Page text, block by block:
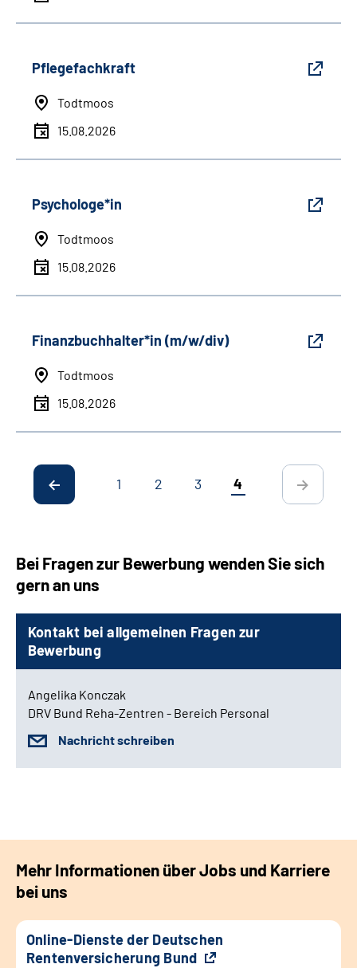
Pflegefachkraft
Todtmoos
15.08.2026
Psychologe*in
Todtmoos
15.08.2026
Finanzbuchhalter*in (m/w/div)
Todtmoos
15.08.2026
1 2 3 4
Bei Fragen zur Bewerbung wenden Sie sich
gern an uns
Kontakt bei allgemeinen Fragen zur
Bewerbung
Angelika Konczak
DRV Bund Reha-Zentren - Bereich Personal
Nachricht schreiben
Mehr Informationen über Jobs und Karriere
bei uns
Online-Dienste der Deutschen
Rentenversicherung Bund